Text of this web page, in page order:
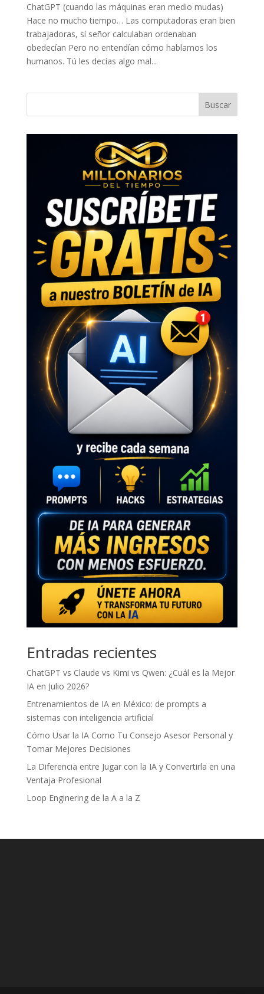
ChatGPT (cuando las máquinas eran medio mudas)
Hace no mucho tiempo… Las computadoras eran bien
trabajadoras, sí señor calculaban ordenaban
obedecían Pero no entendían cómo hablamos los
humanos. Tú les decías algo mal...
Buscar
Entradas recientes
ChatGPT vs Claude vs Kimi vs Qwen: ¿Cuál es la Mejor
IA en Julio 2026?
Entrenamientos de IA en México: de prompts a
sistemas con inteligencia artificial
Cómo Usar la IA Como Tu Consejo Asesor Personal y
Tomar Mejores Decisiones
La Diferencia entre Jugar con la IA y Convertirla en una
Ventaja Profesional
Loop Enginering de la A a la Z